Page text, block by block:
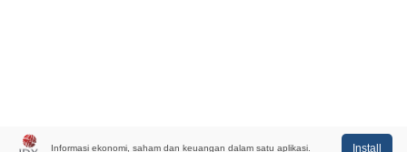
Informasi ekonomi, saham dan keuangan dalam satu aplikasi. Install